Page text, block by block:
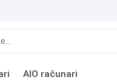
AIO računari